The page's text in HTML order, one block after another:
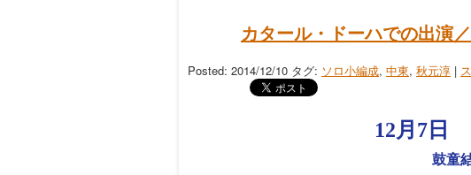
カタール・ドーハでの出演
Posted: 2014/12/10 タグ: ソロ小編成, 中東, 秋元淳 |
12月7日
鼓童